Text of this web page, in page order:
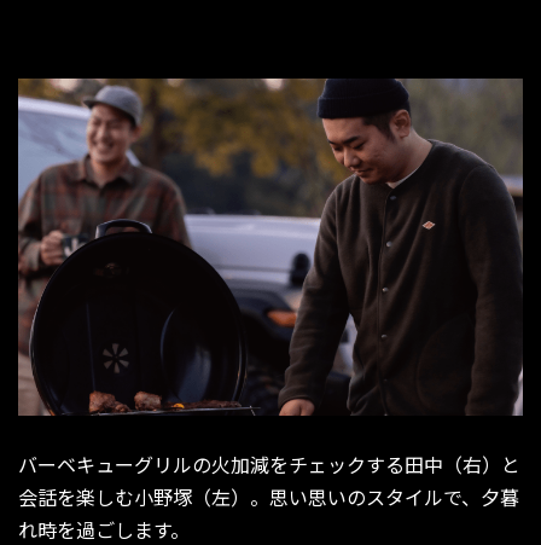
バーベキューグリルの火加減をチェックする田中（右）と
会話を楽しむ小野塚（左）。思い思いのスタイルで、夕暮
れ時を過ごします。